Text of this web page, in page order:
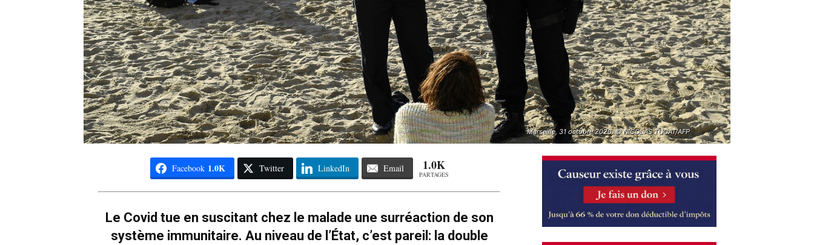
Marseille, 31 octobre 2020. © NICOLAS TUCAT/AFP
Facebook 1.0K Twitter LinkedIn Email 1.0K
PARTAGES
Le Covid tue en suscitant chez le malade une surréaction de son
système immunitaire. Au niveau de l’État, c’est pareil: la double